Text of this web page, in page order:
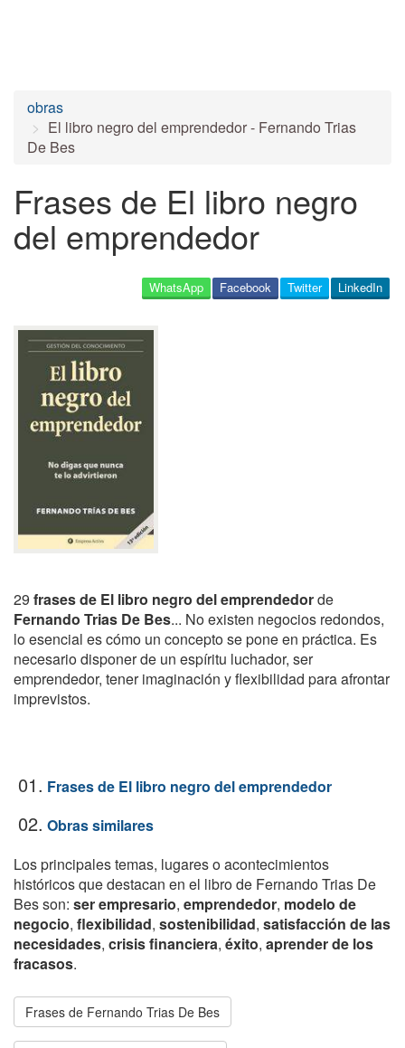
obras
El libro negro del emprendedor - Fernando Trias
De Bes
Frases de El libro negro
del emprendedor
LinkedIn
Twitter
Facebook
WhatsApp
29 frases de El libro negro del emprendedorde
Fernando Trias De Bes... No existen negocios redondos,
lo esencial es cómo un concepto se pone en práctica. Es
necesario disponer de un espíritu luchador, ser
emprendedor, tener imaginación y flexibilidad para afrontar
imprevistos.
01. Frases de El libro negro del emprendedor
02. Obras similares
Los principales temas, lugares o acontecimientos
históricos que destacan en el libro de Fernando Trias De
Bes son: ser empresario, emprendedor, modelo de
negocio, flexibilidad, sostenibilidad, satisfacción de las
necesidades, crisis financiera, éxito, aprender de los
fracasos.
Frases de Fernando Trias De Bes